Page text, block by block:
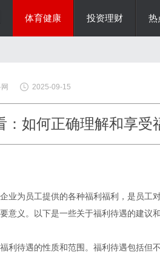
体育健康 投资理财 热
2025-09-15
：如何正确理解和享受
业为员工提供的各种福利福利，是员工
意义。以下是一些关于福利待遇的建议
利待遇的性质和范围。福利待遇包括但